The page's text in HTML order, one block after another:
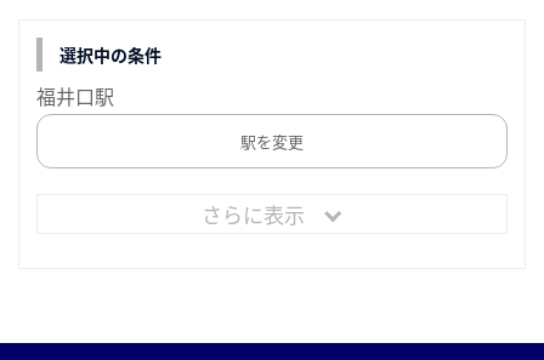
選択中の条件
福井口駅
駅を変更
さらに表示